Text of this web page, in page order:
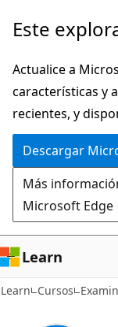
Ir
contenido
principal
Este
Actualice a
características y
recientes, y
Descargar
Más
Microsoft Edge
Learn
Learn Cursos